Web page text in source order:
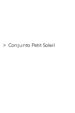
> Conjunto Petit Soleil